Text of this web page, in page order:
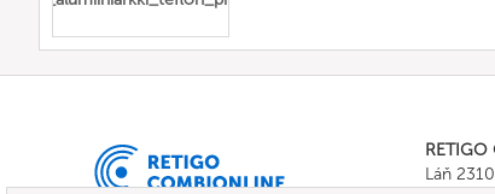
Láň